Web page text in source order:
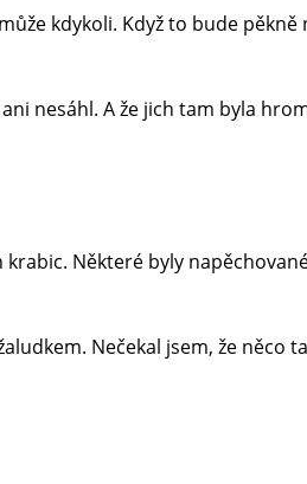
kdykoli. Když to bude
nesáhl. A že jich tam byla
Některé byly
Nečekal jsem, že něco